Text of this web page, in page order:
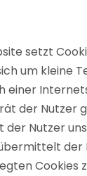
setzt
um kleine
einer
der Nutzer
der Nutzer
der
Cookies